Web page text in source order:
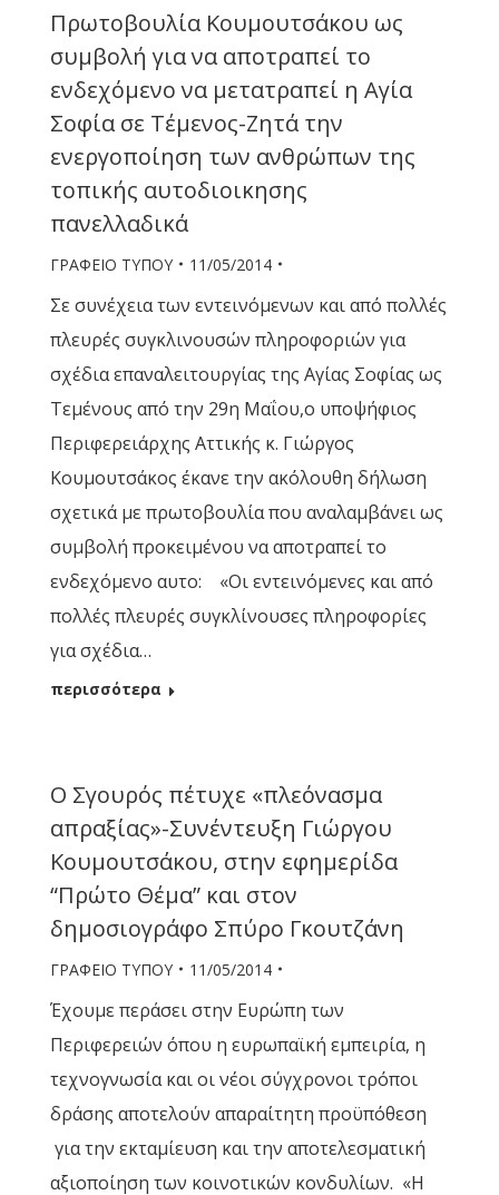
Πρωτοβουλία Κουμουτσάκου ως
συμβολή για να αποτραπεί το
ενδεχόμενο να μετατραπεί η Αγία
Σοφία σε Τέμενος-Ζητά την
ενεργοποίηση των ανθρώπων της
τοπικής αυτοδιοικησης
πανελλαδικά
ΓΡΑΦΕΙΟ ΤΥΠΟΥ 11/05/2014
Σε συνέχεια των εντεινόμενων και από πολλές
πλευρές συγκλινουσών πληροφοριών για
σχέδια επαναλειτουργίας της Αγίας Σοφίας ως
Τεμένους από την 29η Μαΐου,ο υποψήφιος
Περιφερειάρχης Αττικής κ. Γιώργος
Κουμουτσάκος έκανε την ακόλουθη δήλωση
σχετικά με πρωτοβουλία που αναλαμβάνει ως
συμβολή προκειμένου να αποτραπεί το
ενδεχόμενο αυτο: «Οι εντεινόμενες και από
πολλές πλευρές συγκλίνουσες πληροφορίες
για σχέδια…
περισσότερα
Ο Σγουρός πέτυχε «πλεόνασμα
απραξίας»-Συνέντευξη Γιώργου
Κουμουτσάκου, στην εφημερίδα
“Πρώτο Θέμα” και στον
δημοσιογράφο Σπύρο Γκουτζάνη
ΓΡΑΦΕΙΟ ΤΥΠΟΥ 11/05/2014
Έχουμε περάσει στην Ευρώπη των
Περιφερειών όπου η ευρωπαϊκή εμπειρία, η
τεχνογνωσία και οι νέοι σύγχρονοι τρόποι
δράσης αποτελούν απαραίτητη προϋπόθεση
για την εκταμίευση και την αποτελεσματική
αξιοποίηση των κοινοτικών κονδυλίων. «Η